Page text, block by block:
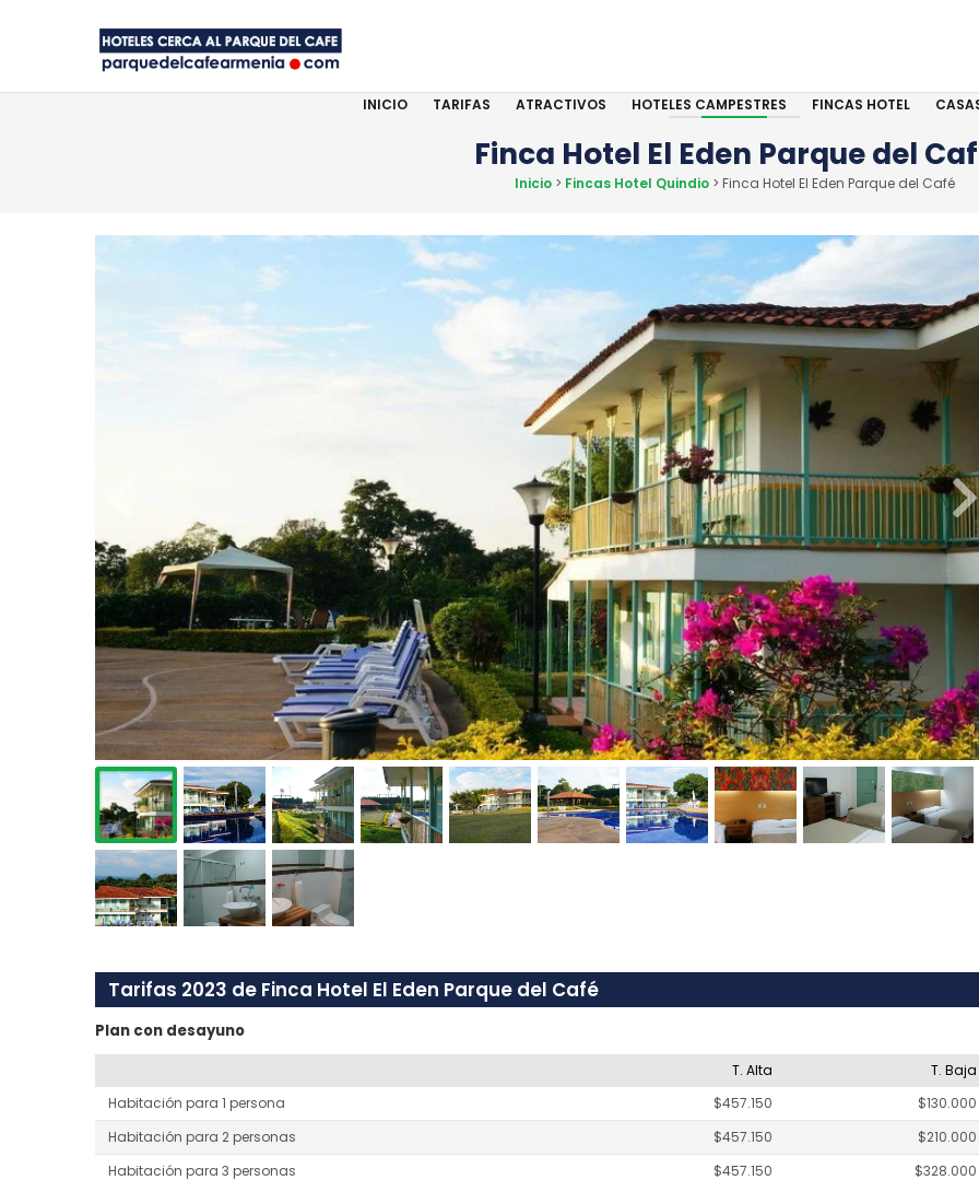
INICIO TARIFAS ATRACTIVOS HOTELES CAMPESTRES FINCAS HOTEL
Finca Hotel El Eden Parque del
Inicio> Fincas Hotel Quindio> Finca Hotel El Eden Parque del Café
Tarifas 2023 de Finca Hotel El Eden Parque del Café
Plan con desayuno
T. Alta
T. Baja
Habitación para 1 persona
$457.150
$130.000
Habitación para 2 personas
$457.150
$210.000
Habitación para 3 personas
$457.150
$328.000